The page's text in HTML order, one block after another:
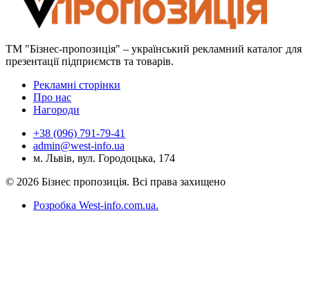
ТМ "Бізнес-пропозиція" – український рекламний каталог для
презентації підприємств та товарів.
Рекламні сторінки
Про нас
Нагороди
+38 (096) 791-79-41
admin@west-info.ua
м. Львів, вул. Городоцька, 174
© 2026 Бізнес пропозиція. Всі права захищено
Розробка West-info.com.ua.